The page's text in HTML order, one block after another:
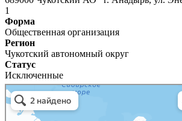
1
Форма
Общественная организация
Регион
Чукотский автономный округ
Статус
Исключенные